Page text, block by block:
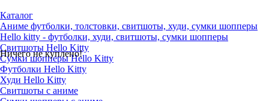
Ничего не куплено!
Каталог
Аниме футболки, толстовки, свитшоты, худи, сумки шопперы
Hello kitty - футболки, худи, свитшоты, сумки шопперы
Свитшоты Hello Kitty
Сумки шопперы Hello Kitty
Футболки Hello Kitty
Худи Hello Kitty
Свитшоты с аниме